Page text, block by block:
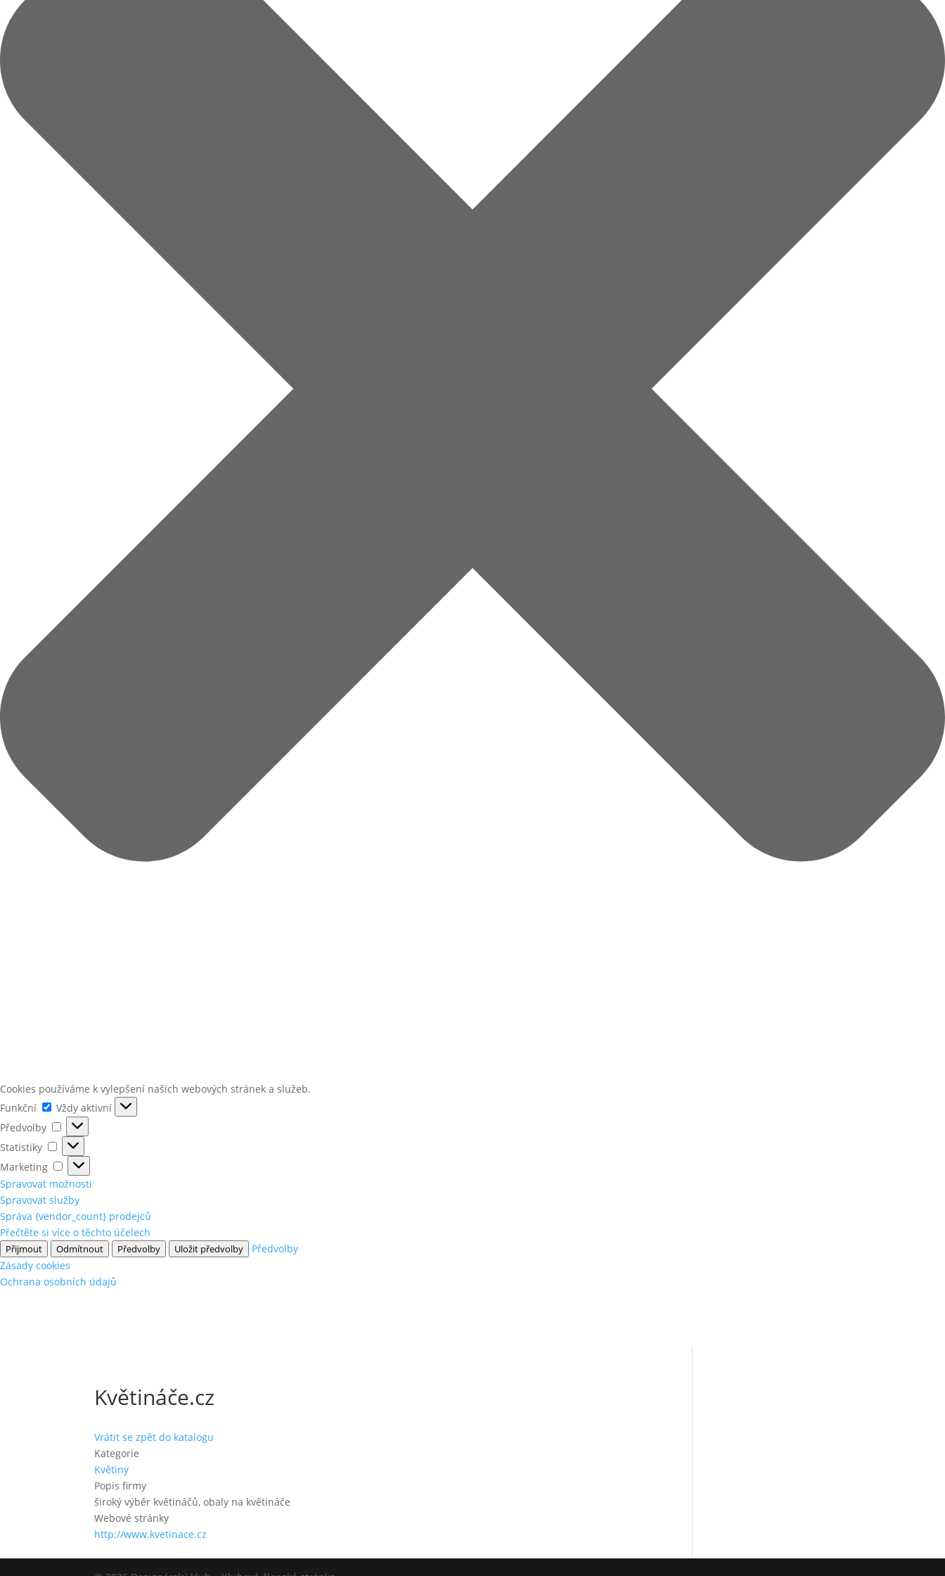
Cookies používáme k vylepšení našich webových stránek a služeb.
Funkční
Funkční
Vždy aktivní
Předvolby
Předvolby
Statistiky
Statistiky
Marketing
Marketing
Spravovat možnosti
Spravovat služby
Správa {vendor_count} prodejců
Přečtěte si více o těchto účelech
Přijmout Odmítnout Předvolby Uložit předvolby
Předvolby
Zásady cookies
Ochrana osobních údajů
Květináče.cz
Vrátit se zpět do katalogu
Kategorie
Květiny
Popis firmy
široký výběr květináčů, obaly na květináče
Webové stránky
http://www.kvetinace.cz